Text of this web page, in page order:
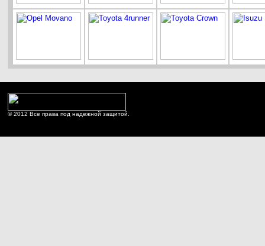
© 2012 Все права под надежной защитой.